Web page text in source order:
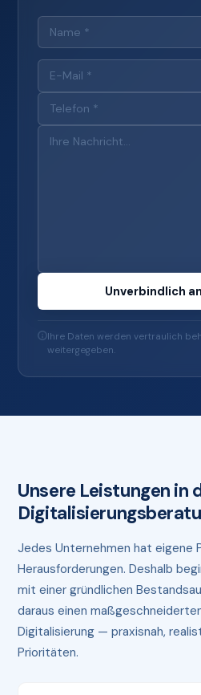
Unverbindlich
Ihre Daten werden vertraulich
weitergegeben.
Unsere Leistungen in
Jedes Unternehmen hat eigene
Herausforderungen. Deshalb
mit einer gründlichen
daraus einen
Digitalisierung — praxisnah,
Prioritäten.